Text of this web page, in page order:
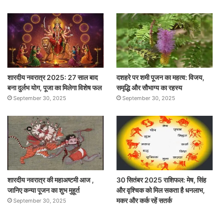
शारदीय नवरात्र 2025: 27 साल बाद
बना दुर्लभ योग, पूजा का मिलेगा विशेष फल
September 30, 2025
दशहरे पर शमी पूजन का महत्व: विजय,
समृद्धि और सौभाग्य का रहस्य
September 30, 2025
शारदीय नवरात्र की महाअष्टमी आज ,
जानिए कन्या पूजन का शुभ मुहूर्त
September 30, 2025
30 सितंबर 2025 राशिफल: मेष, सिंह
और वृश्चिक को मिल सकता है धनलाभ,
मकर और कर्क रहें सतर्क